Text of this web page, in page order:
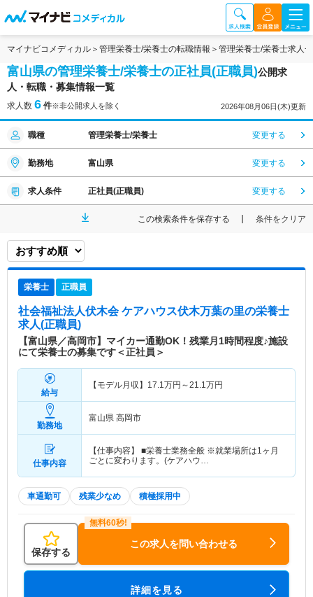
マイナビコメディカル 管理栄養士/栄養士の転職情報 管理栄養士/栄養士求人
富山県の管理栄養士/栄養士の正社員(正職員)公開求
人・転職・募集情報一覧
求人数 6 件※非公開求人を除く 2026年08月06日(木)更新
職種 管理栄養士/栄養士 変更する
勤務地 富山県 変更する
求人条件 正社員(正職員) 変更する
この検索条件を保存する 条件をクリア
栄養士 正職員
社会福祉法人伏木会 ケアハウス伏木万葉の里の栄養士
求人(正職員)
【富山県／高岡市】マイカー通勤OK！残業月1時間程度♪施設
にて栄養士の募集です＜正社員＞
給与
【モデル月収】 17.1万円～21.1万円
勤務地
富山県 高岡市
仕事内容
【仕事内容】 ■栄養士業務全般 ※就業場所は1ヶ月
ごとに変わります。(ケアハウ…
車通勤可 残業少なめ 積極採用中
保存する
この求人を問い合わせる
詳細を見る